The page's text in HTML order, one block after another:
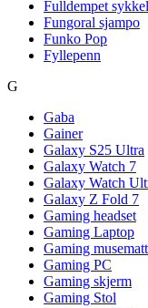
Fulldempet sykkel
Fungoral sjampo
Funko Pop
Fyllepenn
G
Gaba
Gainer
Galaxy S25 Ultra
Galaxy Watch 7
Galaxy Watch
Galaxy Z Fold 7
Gaming headset
Gaming Laptop
Gaming
Gaming PC
Gaming skjerm
Gaming Stol